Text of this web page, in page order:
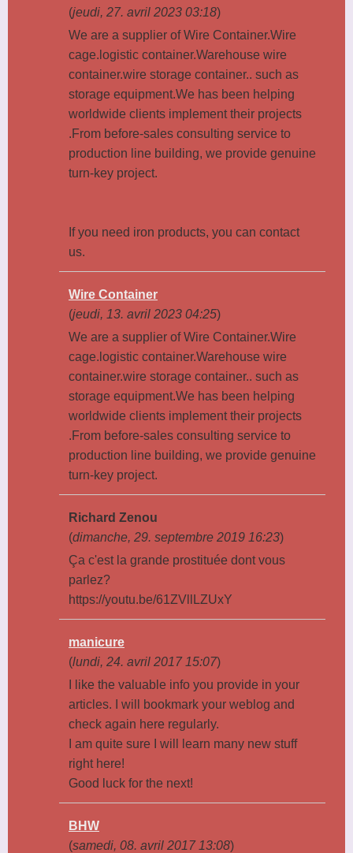
(jeudi, 27. avril 2023 03:18)
We are a supplier of Wire Container.Wire
cage.logistic container.Warehouse wire
container.wire storage container.. such as
storage equipment.We has been helping
worldwide clients implement their projects
.From before-sales consulting service to
production line building, we provide genuine
turn-key project.
If you need iron products, you can contact
us.
Wire Container
(jeudi, 13. avril 2023 04:25)
We are a supplier of Wire Container.Wire
cage.logistic container.Warehouse wire
container.wire storage container.. such as
storage equipment.We has been helping
worldwide clients implement their projects
.From before-sales consulting service to
production line building, we provide genuine
turn-key project.
Richard Zenou
(dimanche, 29. septembre 2019 16:23)
Ça c'est la grande prostituée dont vous
parlez?
https://youtu.be/61ZVllLZUxY
manicure
(lundi, 24. avril 2017 15:07)
I like the valuable info you provide in your
articles. I will bookmark your weblog and
check again here regularly.
I am quite sure I will learn many new stuff
right here!
Good luck for the next!
BHW
(samedi, 08. avril 2017 13:08)